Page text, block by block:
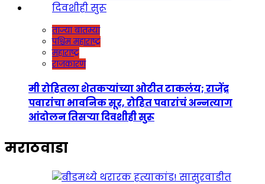
ताज्या बातम्या
पश्चिम महाराष्ट्र
महाराष्ट्र
राजकारण
मी रोहितला शेतकऱ्यांच्या ओटीत टाकलंय; राजेंद्र
पवारांचा भावनिक सूर, रोहित पवारांचं अन्नत्याग
आंदोलन तिसऱ्या दिवशीही सुरू
मराठवाडा